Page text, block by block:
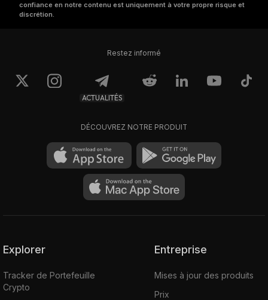
confiance en notre contenu est uniquement à votre propre risque et
discrétion.
Restez informé
ACTUALITÉS
DÉCOUVREZ NOTRE PRODUIT
Explorer
Tracker de Portefeuille
Crypto
Entreprise
Mises à jour des produits
Prix